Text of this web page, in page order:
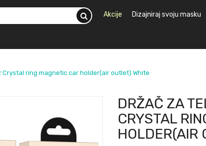
Akcije Dizajniraj svoju masku
Crystal ring magnetic car holder(air outlet) White
DRŽAČ ZA
CRYSTAL
HOLDER(AIR